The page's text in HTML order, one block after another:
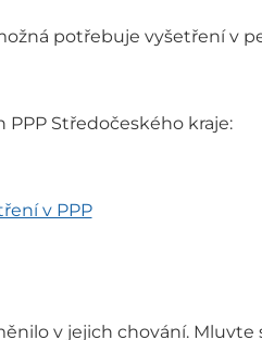
potřebuje vyšetření v
Středočeského kraje:
v PPP
v jejich chování. Mluvte